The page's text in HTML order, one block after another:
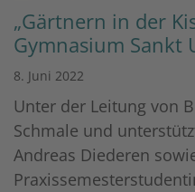
„Gärtnern in der
Gymnasium Sankt
8. Juni 2022
Unter der Leitung von
Schmale und
Andreas Diederen